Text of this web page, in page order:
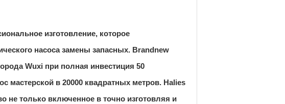
изготовление, которое
насоса замены запасных. Brandnew
Wuxi при полная инвестиция 50
мастерской в 20000 квадратных метров. Halies
не только включенное в точно изготовляя и